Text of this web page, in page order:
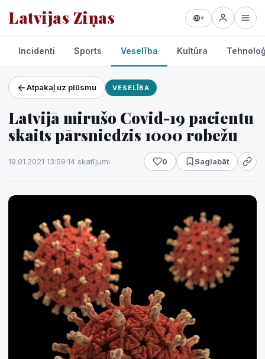
Latvijas Ziņas ▾
Projekti un pakalpojumi
Laikapstākļi
Incidenti Sports Veselība Kultūra
Atpakaļ uz plūsmu VESELĪBA
Latvijā mirušo Covid-19 pacientu
skaits pārsniedzis 1000 robežu
19.01.2021 13:59·14 skatījumi 0 Saglabāt